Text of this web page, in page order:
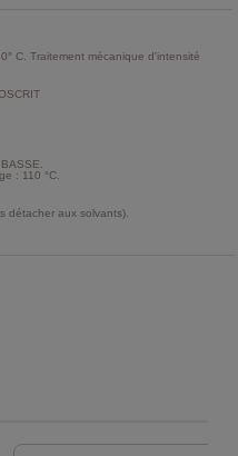
C. Traitement mécanique d'intensité
: 110 °C.
détacher aux solvants).